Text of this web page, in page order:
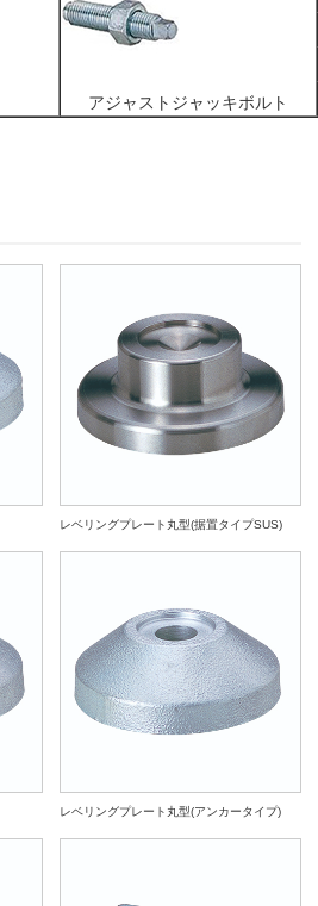
アジャストジャッキボルト
レベリングプレート丸型(据置タイプSUS)
レベリングプレート丸型(アンカータイプ)